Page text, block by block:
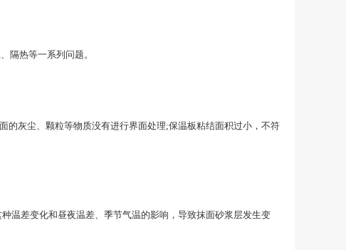
隔热等一系列问题。
灰尘、颗粒等物质没有进行界面处理;保温板粘结面积过小，不符
差变化和昼夜温差、季节气温的影响，导致抹面砂浆层发生变